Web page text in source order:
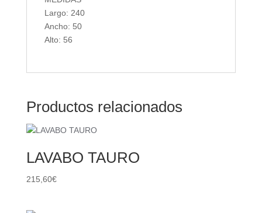
Largo: 240
Ancho: 50
Alto: 56
Productos relacionados
LAVABO TAURO
215,60€